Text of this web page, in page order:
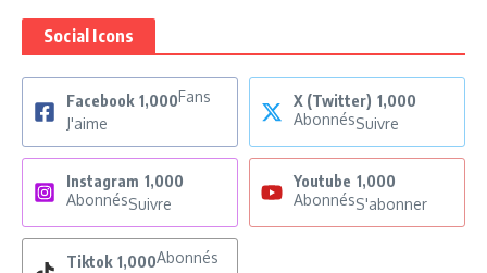
Social Icons
Facebook 1,000Fans
J'aime
X (Twitter) 1,000
AbonnésSuivre
Instagram 1,000
AbonnésSuivre
Youtube 1,000
AbonnésS'abonner
Tiktok 1,000Abonnés